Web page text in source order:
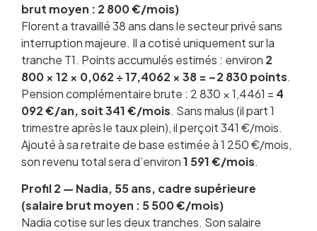
brut moyen : 2 800 €/mois)
Florent a travaillé 38 ans dans le secteur privé sans
interruption majeure. Il a cotisé uniquement sur la
tranche T1. Points accumulés estimés : environ 2
800 × 12 × 0,062 ÷ 17,4062 × 38 = ~2 830 points.
Pension complémentaire brute : 2 830 × 1,4461 = 4
092 €/an, soit 341 €/mois. Sans malus (il part 1
trimestre après le taux plein), il perçoit 341 €/mois.
Ajouté à sa retraite de base estimée à 1 250 €/mois,
son revenu total sera d’environ1 591 €/mois.
Profil 2 — Nadia, 55 ans, cadre supérieure
(salaire brut moyen : 5 500 €/mois)
Nadia cotise sur les deux tranches. Son salaire